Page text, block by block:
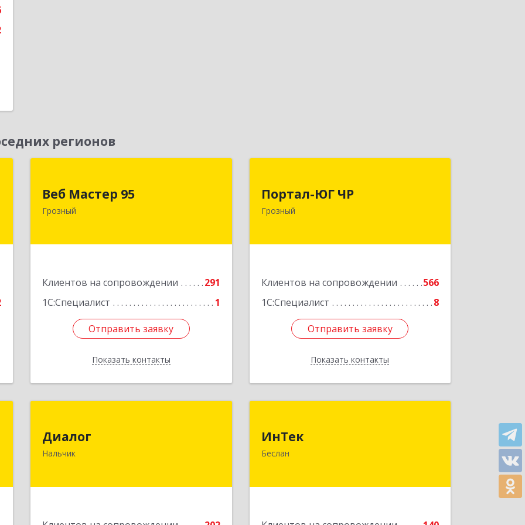
регионов
Веб Мастер 95
Грозный
Клиентов на сопровождении
291
1С:Специалист
1
Отправить заявку
Показать контакты
364050, Чеченская Респ, Грозный г,
Отправить заявку
Назад
Портал-ЮГ ЧР
Грозный
Клиентов на сопровождении
566
1С:Специалист
8
Отправить заявку
Показать контакты
364906, Чеченская Респ, Грозный г,
Подробнее
Отправить заявку
Назад
Диалог
Нальчик
360016, Кабардино-Балкарская Респ,
Нальчик г, Калюжного ул, дом № 3,
ИнТек
Беслан